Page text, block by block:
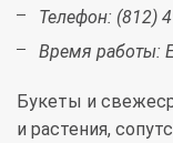
Телефон: (812)
Время работы:
Букеты и
и растения,